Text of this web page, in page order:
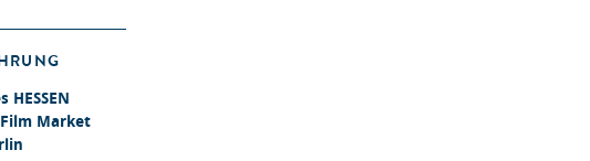
Market